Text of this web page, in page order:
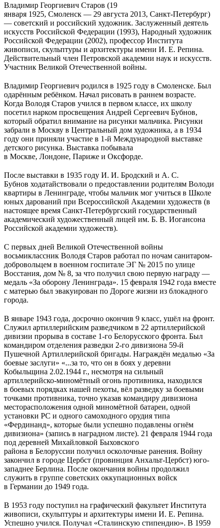
Владимир Георгиевич Старов (19
января 1925, Смоленск — 29 августа 2013, Санкт-Петербург)
— советский и российский художник. Заслуженный деятель
искусств Российской Федерации (1993), Народный художник
Российской Федерации (2002), профессор Института
живописи, скульптуры и архитектуры имени И. Е. Репина.
Действительный член Петровской академии наук и искусств.
Участник Великой Отечественной войны.
Владимир Георгиевич родился в 1925 году в Смоленске. Был
одарённым ребёнком. Начал рисовать в раннем возрасте.
Когда Володя Старов учился в первом классе, их школу
посетил нарком просвещения Андрей Сергеевич Бубнов,
который обратил внимание на рисунки мальчика. Рисунки
забрали в Москву в Центральный дом художника, а в 1934
году они приняли участие в 1-й Международной выставке
детского рисунка. Выставка побывала
в Москве, Лондоне, Париже и Оксфорде.
После выставки в 1935 году И. И. Бродский и А. С.
Бубнов ходатайствовали о предоставлении родителям Володи
квартиры в Ленинграде, чтобы мальчик мог учиться в Школе
юных дарований при Всероссийской Академии художеств (в
настоящее время Санкт-Петербургский государственный
академический художественный лицей им. Б. В. Иогансона
Российской академии художеств).
С первых дней Великой Отечественной войны
восьмиклассник Володя Старов работал по ночам санитаром-
добровольцем в военном госпитале ЭГ № 2015 по улице
Восстания, дом № 8, за что получил свою первую награду —
медаль «За оборону Ленинграда». 15 февраля 1942 года вместе
с матерью был эвакуирован по Дороге жизни из блокадного
города.
В январе 1943 года, досрочно окончив 9 класс, ушёл на фронт.
Служил артиллерийским разведчиком в 22 артиллерийской
дивизии прорыва в составе 1-го Белорусского фронта. Был
командиром отделения разведки 2-го дивизиона 59-й
Пушечной Артиллерийской бригады. Награждён медалью «За
боевые заслуги» «...за то, что он в боях у деревни
Кобыльщина 2.02.1944 г., несмотря на сильный
артиллерийско-миномётный огонь противника, находился
в боевых порядках нашей пехоты, вёл разведку за боевыми
точками противника, точно указав командиру дивизиона
месторасположения одной миномётной батареи, одной
установки РС и одного самоходного орудия типа
«Фердинанд», которые были успешно подавлены огнём
дивизиона» (запись в наградном листе). 21 февраля 1944 года
под деревней Михайловкой Быховского
района в Белоруссии получил осколочные ранения. Войну
закончил в городе Цербст (провинция Анхальт-Цербст) юго-
западнее Берлина. После окончания войны продолжил
служить в группе советских оккупационных войск
в Германии до 1949 года.
В 1953 году поступил на графический факультет Института
живописи, скульптуры и архитектуры имени И. Е. Репина.
Успешно учился. Получал «Сталинскую стипендию». В 1959